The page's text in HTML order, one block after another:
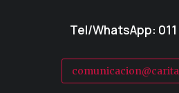
Tel/WhatsApp: